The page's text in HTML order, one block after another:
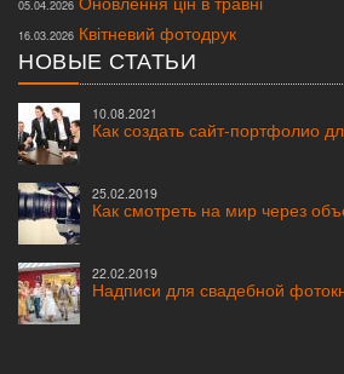
05.04.2026
16.03.2026 Квітневий фотодрук
НОВЫЕ СТАТЬИ
10.08.2021
Как создать сайт-портфолио
25.02.2019
Как смотреть на мир через
22.02.2019
Надписи для свадебной